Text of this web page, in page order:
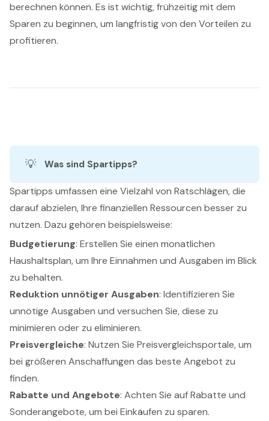
berechnen können. Es ist wichtig, frühzeitig mit dem
Sparen zu beginnen, um langfristig von den Vorteilen zu
profitieren.
💡 Was sind Spartipps?
Spartipps umfassen eine Vielzahl von Ratschlägen, die
darauf abzielen, Ihre finanziellen Ressourcen besser zu
nutzen. Dazu gehören beispielsweise:
Budgetierung: Erstellen Sie einen monatlichen
Haushaltsplan, um Ihre Einnahmen und Ausgaben im Blick
zu behalten.
Reduktion unnötiger Ausgaben: Identifizieren Sie
unnötige Ausgaben und versuchen Sie, diese zu
minimieren oder zu eliminieren.
Preisvergleiche: Nutzen Sie Preisvergleichsportale, um
bei größeren Anschaffungen das beste Angebot zu
finden.
Rabatte und Angebote: Achten Sie auf Rabatte und
Sonderangebote, um bei Einkäufen zu sparen.